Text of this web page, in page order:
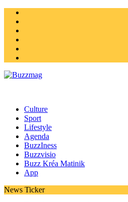
Culture
Sport
Lifestyle
Agenda
BuzzIness
Buzzvisio
Buzz Kréa Matinik
App
News Ticker